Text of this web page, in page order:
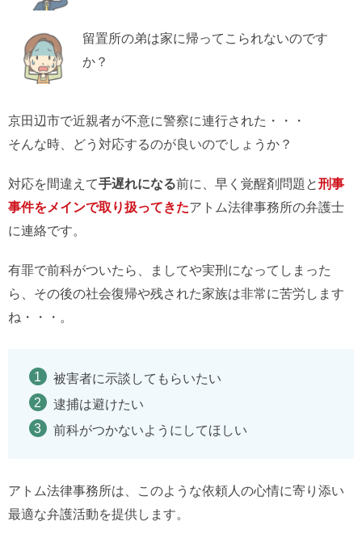
留置所の弟は家に帰ってこられないのです
か？
京田辺市で近親者が不意に警察に連行された・・・
そんな時、どう対応するのが良いのでしょうか？
対応を間違えて手遅れになる前に、早く覚醒剤問題と刑事
事件をメインで取り扱ってきたアトム法律事務所の弁護士
に連絡です。
有罪で前科がついたら、ましてや実刑になってしまった
ら、その後の社会復帰や残された家族は非常に苦労します
ね・・・。
被害者に示談してもらいたい
逮捕は避けたい
前科がつかないようにしてほしい
アトム法律事務所は、このような依頼人の心情に寄り添い
最適な弁護活動を提供します。